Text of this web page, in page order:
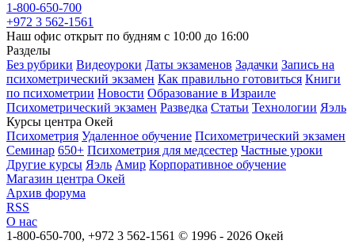
1-800-650-700
+972 3 562-1561
Наш офис открыт по будням с 10:00 до 16:00
Разделы
Без рубрики Видеоуроки Даты экзаменов Задачки Запись на
психометрический экзамен Как правильно готовиться Книги
по психометрии Новости Образование в Израиле
Психометрический экзамен Разведка Статьи Технологии Яэль
Курсы центра Окей
Психометрия Удаленное обучение Психометрический экзамен
Семинар 650+ Психометрия для медсестер Частные уроки
Другие курсы Яэль Амир Корпоративное обучение
Магазин центра Окей
Архив форума
RSS
О нас
1-800-650-700, +972 3 562-1561 © 1996 - 2026 Окей